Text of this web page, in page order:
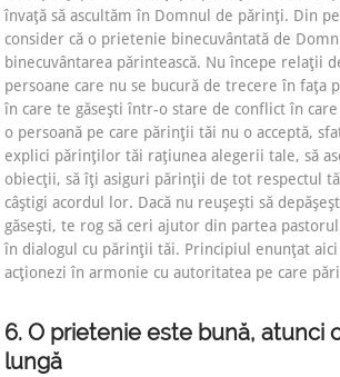
învaţă să ascultăm în Domnul de părinţi. Din
consider că o prietenie binecuvântată de
binecuvântarea părintească. Nu începe relaţii
persoane care nu se bucură de trecere în faţa
în care te găseşti într-o stare de conflict în
o persoană pe care părinţii tăi nu o acceptă,
explici părinţilor tăi raţiunea alegerii tale, să
obiecţii, să îţi asiguri părinţii de tot respectul
câştigi acordul lor. Dacă nu reuşeşti să
găseşti, te rog să ceri ajutor din partea
în dialogul cu părinţii tăi. Principiul enunţat
acţionezi în armonie cu autoritatea pe care
6. O prietenie este bună, atunci
lungă